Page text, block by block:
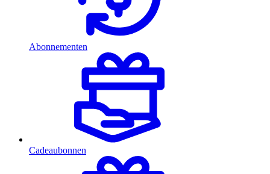
Abonnementen
Cadeaubonnen